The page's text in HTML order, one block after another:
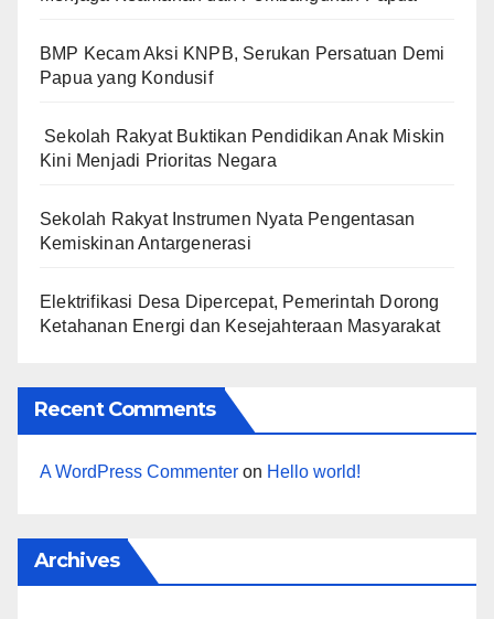
BMP Kecam Aksi KNPB, Serukan Persatuan Demi
Papua yang Kondusif
Sekolah Rakyat Buktikan Pendidikan Anak Miskin
Kini Menjadi Prioritas Negara
Sekolah Rakyat Instrumen Nyata Pengentasan
Kemiskinan Antargenerasi
Elektrifikasi Desa Dipercepat, Pemerintah Dorong
Ketahanan Energi dan Kesejahteraan Masyarakat
Recent Comments
A WordPress Commenter on Hello world!
Archives